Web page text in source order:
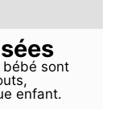
bébé sont
enfant.